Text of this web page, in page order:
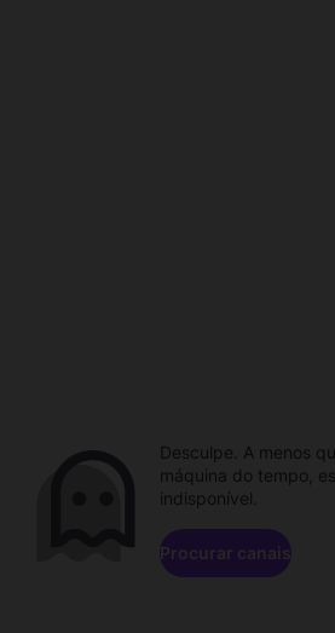
Desculpe. A menos
máquina do tempo,
indisponível.
Procurar canais